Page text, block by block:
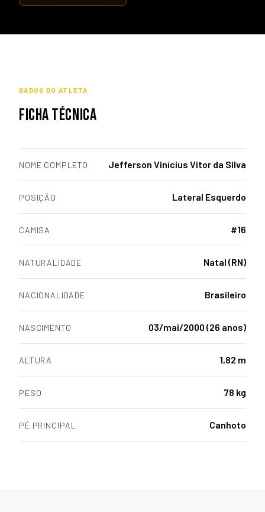
DADOS DO ATLETA
FICHA TÉCNICA
NOME COMPLETO Jefferson Vinícius Vitor da Silva
POSIÇÃO Lateral Esquerdo
CAMISA #16
NATURALIDADE Natal (RN)
NACIONALIDADE Brasileiro
NASCIMENTO 03/mai/2000 (26 anos)
ALTURA 1,82 m
PESO 78 kg
PÉ PRINCIPAL Canhoto